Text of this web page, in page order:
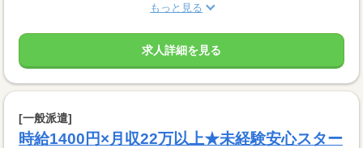
もっと見る
求人詳細を見る
[一般派遣]
時給1400円×月収22万以上★未経験安心スター